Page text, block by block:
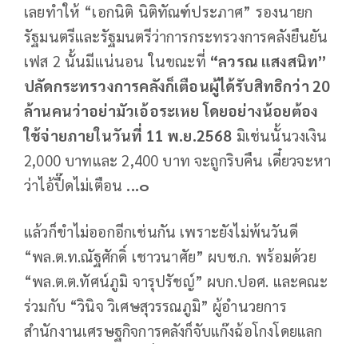
เลยทำให้ “เอกนิติ นิติทัณฑ์ประภาศ” รองนายก
รัฐมนตรีและรัฐมนตรีว่าการกระทรวงการคลังยืนยัน
เฟส 2 นั้นมีแน่นอน ในขณะที่ “ลวรณ แสงสนิท”
ปลัดกระทรวงการคลังก็เตือนผู้ได้รับสิทธิกว่า 20
ล้านคนว่าอย่ามัวเอ้อระเหย โดยอย่างน้อยต้อง
ใช้จ่ายภายในวันที่ 11 พ.ย.2568 มิเช่นนั้นวงเงิน
2,000 บาทและ 2,400 บาท จะถูกริบคืน เดี๋ยวจะหา
ว่าไอ้ปื๊ดไม่เตือน ...๐
แล้วก็ขำไม่ออกอีกเช่นกัน เพราะยังไม่พ้นวันดี
“พล.ต.ท.ณัฐศักดิ์ เชาวนาศัย” ผบช.ก. พร้อมด้วย
“พล.ต.ต.ทัศน์ภูมิ จารุปรัชญ์” ผบก.ปอศ. และคณะ
ร่วมกับ “วินิจ วิเศษสุวรรณภูมิ” ผู้อำนวยการ
สำนักงานเศรษฐกิจการคลังก็จับแก๊งฉ้อโกงโดยแลก